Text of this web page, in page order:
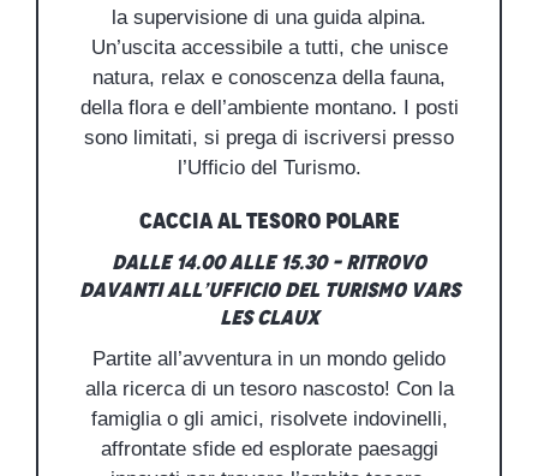
la supervisione di una guida alpina.
Un’uscita accessibile a tutti, che unisce
natura, relax e conoscenza della fauna,
della flora e dell’ambiente montano. I posti
sono limitati, si prega di iscriversi presso
l’Ufficio del Turismo.
Caccia al tesoro polare
Dalle 14.00 alle 15.30 – Ritrovo
davanti all’Ufficio del turismo Vars
les Claux
Partite all’avventura in un mondo gelido
alla ricerca di un tesoro nascosto! Con la
famiglia o gli amici, risolvete indovinelli,
affrontate sfide ed esplorate paesaggi